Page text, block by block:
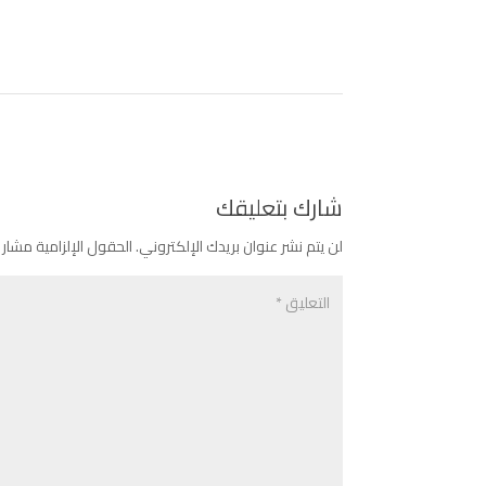
شارك بتعليقك
لن يتم نشر عنوان بريدك الإلكتروني.الحقول الإلزامية مشار